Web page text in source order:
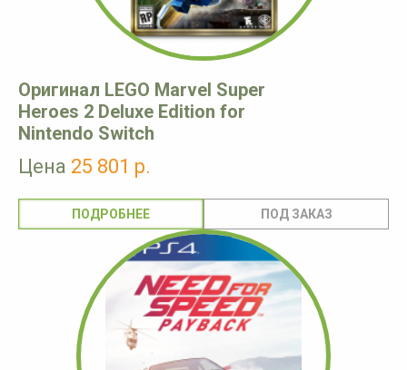
Оригинал LEGO Marvel Super
Heroes 2 Deluxe Edition for
Nintendo Switch
Цена 25 801 р.
ПОДРОБНЕЕ